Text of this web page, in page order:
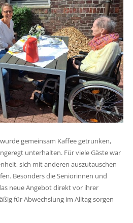
gemeinsam Kaffee getrunken,
unterhalten. Für viele Gäste war
sich mit anderen auszutauschen
Besonders die Seniorinnen und
neue Angebot direkt vor ihrer
für Abwechslung im Alltag sorgen